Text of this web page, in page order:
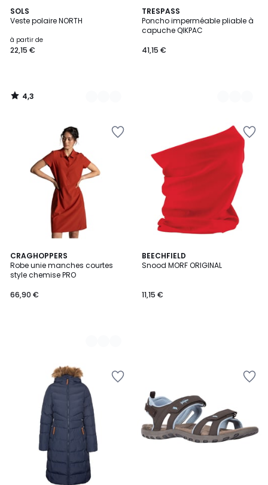
SOLS
Veste polaire NORTH
à partir de
22,15 €
4,3
/ 5
15
Couleurs
4,3
/
TRESPASS
Poncho imperméable pliable à
capuche QIKPAC
41,15 €
2
Couleurs
CRAGHOPPERS
Robe unie manches courtes
style chemise PRO
66,90 €
3
Couleurs
BEECHFIELD
Snood MORF ORIGINAL
11,15 €